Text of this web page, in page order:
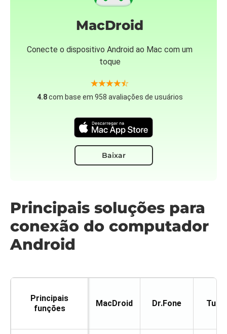
MacDroid
Conecte o dispositivo Android ao Mac com um
toque
4.8com base em 958 avaliações de usuários
Baixar
Principais soluções para
conexão do computador
Android
Principais
funções
MacDroid Dr.Fone